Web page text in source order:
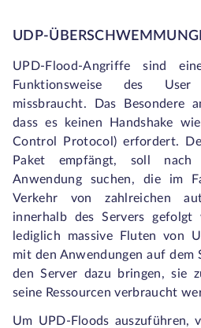
UDP-
UPD-Flood-Angriffe sind
Funktionsweise des
missbraucht. Das Besondere
dass es keinen Handshake
Control Protocol) erfordert.
Paket empfängt, soll nach
Anwendung suchen, die im
Verkehr von zahlreichen
innerhalb des Servers gefolgt
lediglich massive Fluten von
mit den Anwendungen auf dem
den Server dazu bringen, sie
seine Ressourcen verbraucht
Um UPD-Floods auszuführen,